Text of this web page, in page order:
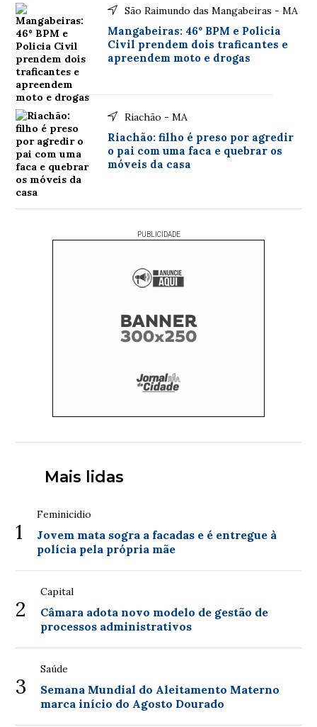
São Raimundo das Mangabeiras - MA
Mangabeiras: 46º BPM e Policia
Civil prendem dois traficantes e
apreendem moto e drogas
Riachão - MA
Riachão: filho é preso por agredir
o pai com uma faca e quebrar os
móveis da casa
PUBLICIDADE
Mais lidas
1
Feminicidio
Jovem mata sogra a facadas e é entregue à
polícia pela própria mãe
2
Capital
Câmara adota novo modelo de gestão de
processos administrativos
3
Saúde
Semana Mundial do Aleitamento Materno
marca início do Agosto Dourado